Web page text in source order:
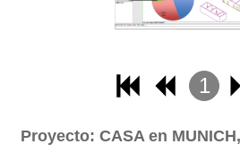
1
3
Proyecto: CASA en